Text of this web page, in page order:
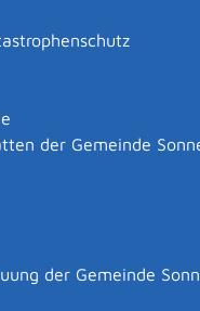
der Gemeinde
der Gemeinde
für ganz Baden-
und Flugbetrieb